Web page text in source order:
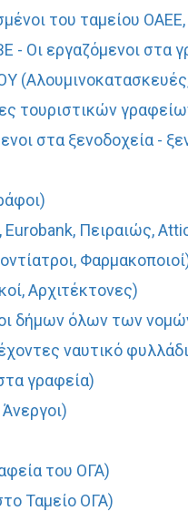
του ταμείου
Οι εργαζόμενοι στα
τουριστικών
στα ξενοδοχεία -
Πειραιώς,
Αρχιτέκτονες)
δήμων όλων των
ναυτικό
γραφεία)
του ΟΓΑ)
Ταμείο ΟΓΑ)